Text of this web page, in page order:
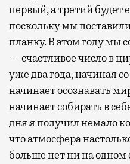
первый, а третий
поскольку мы
планку. В этом году мы
— счастливое число в
уже два года, начиная
начинает осознавать
начинает собирать в
дня я получил немало
что атмосфера
больше нет ни на